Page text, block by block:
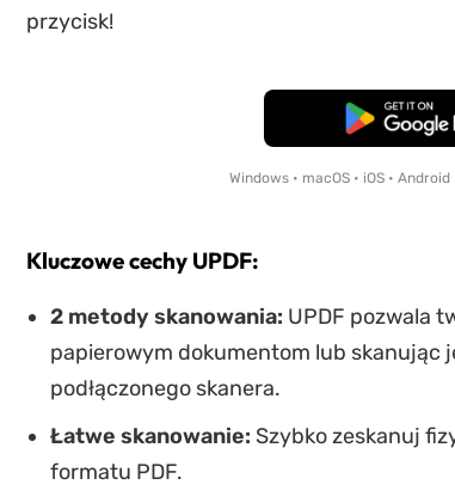
przycisk!
Pobierz za
Windows • macOS • iOS • Android
Kluczowe cechy UPDF:
2 metody skanowania: UPDF pozwala
papierowym dokumentom lub skanując
podłączonego skanera.
Łatwe skanowanie: Szybko zeskanuj
formatu PDF.